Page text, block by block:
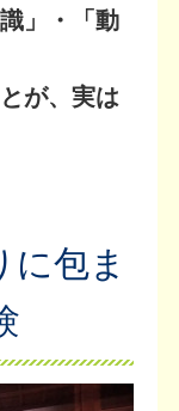
」・「動
が、実は
包ま